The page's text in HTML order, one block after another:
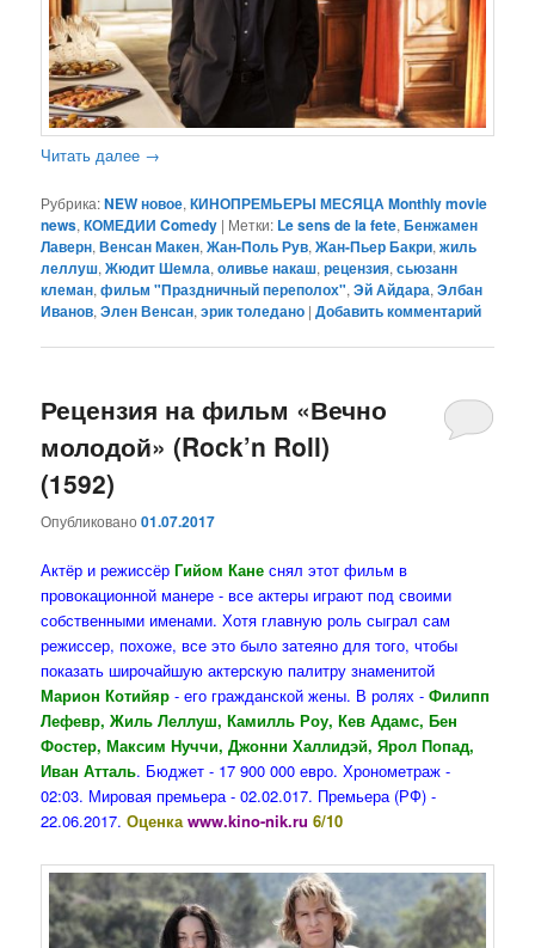
Читать далее →
Рубрика:NEW новое,КИНОПРЕМЬЕРЫ МЕСЯЦА Monthly movie
news,КОМЕДИИ Comedy | Метки: Le sens de la fete,Бенжамен
Лаверн,Венсан Макен,Жан-Поль Рув,Жан-Пьер Бакри,жиль
леллуш,Жюдит Шемла,оливье накаш,рецензия,сьюзанн
клеман,фильм "Праздничный переполох",Эй Айдара,Элбан
Иванов,Элен Венсан,эрик толедано |Добавить комментарий
Рецензия на фильм «Вечно
молодой» (Rock’n Roll)
(1592)
Опубликовано01.07.2017
Актёр и режиссёрГийом Кане снял этот фильм в
провокационной манере - все актеры играют под своими
собственными именами. Хотя главную роль сыграл сам
режиссер, похоже, все это было затеяно для того, чтобы
показать широчайшую актерскую палитру знаменитой
Марион Котийяр - его гражданской жены. В ролях -Филипп
Лефевр, Жиль Леллуш, Камилль Роу, Кев Адамс, Бен
Фостер, Максим Нуччи, Джонни Халлидэй, Ярол Попад,
Иван Атталь. Бюджет - 17 900 000 евро. Хронометраж -
02:03. Мировая премьера - 02.02.017. Премьера (РФ) -
22.06.2017.Оценкаwww.kino-nik.ru 6/10